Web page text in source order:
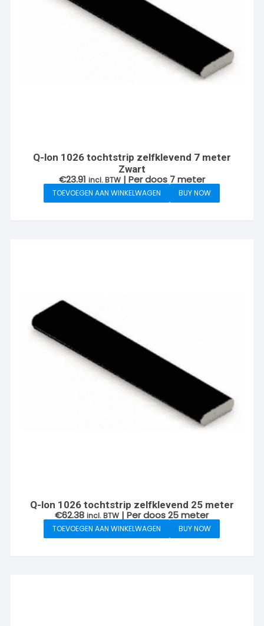
Q-lon 1026 tochtstrip zelfklevend 7 meter
Zwart
€23.91 incl. BTW | Per doos 7 meter
TOEVOEGEN AAN WINKELWAGEN BUY NOW
Q-lon 1026 tochtstrip zelfklevend 25 meter
€62.38 incl. BTW | Per doos 25 meter
TOEVOEGEN AAN WINKELWAGEN BUY NOW